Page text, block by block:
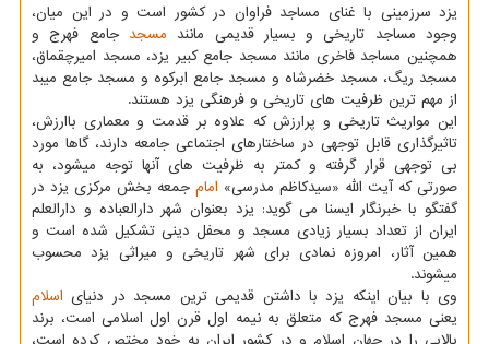
یزد سرزمینی با غنای مساجد فراوان در کشور است و در این میان،
وجود مساجد تاریخی و بسیار قدیمی مانند مسجد جامع فهرج و
همچنین مساجد فاخری مانند مسجد جامع کبیر یزد، مسجد امیرچقماق،
مسجد ریگ، مسجد خضرشاه و مسجد جامع ابرکوه و مسجد جامع میبد
از مهم ترین ظرفیت های تاریخی و فرهنگی یزد هستند.
این مواریث تاریخی و پرارزش که علاوه بر قدمت و معماری باارزش،
تاثیرگذاری قابل توجهی در ساختارهای اجتماعی جامعه دارند، گاها مورد
بی توجهی قرار گرفته و کمتر به ظرفیت های آنها توجه می‎شود، به
صورتی که آیت الله «سیدکاظم مدرسی» امام جمعه بخش مرکزی یزد در
گفتگو با خبرنگار ایسنا می گوید: یزد بعنوان شهر دارالعباده و دارالعلم
ایران از تعداد بسیار زیادی مسجد و محفل دینی تشکیل شده است و
همین آثار، امروزه نمادی برای شهر تاریخی و میراثی یزد محسوب
می‎شوند.
وی با بیان اینکه یزد با داشتن قدیمی ترین مسجد در دنیای اسلام
یعنی مسجد فهرج که متعلق به نیمه اول قرن اول اسلامی است، برند
بالایی را در جهان اسلام و در کشور ایران به خود مختص کرده است،